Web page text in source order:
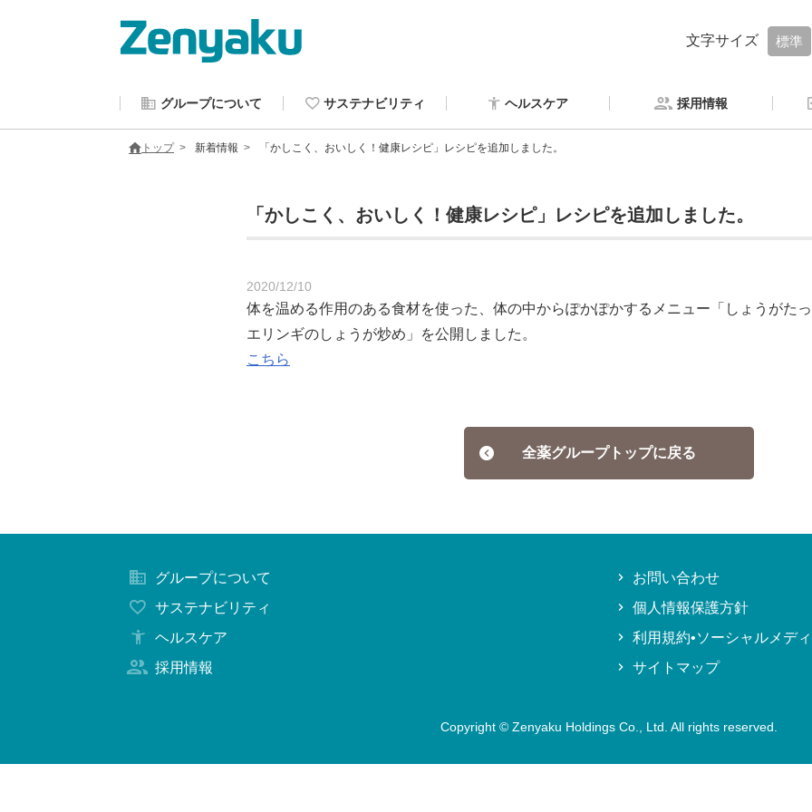
文字サイズ 標準
グループについて サステナビリティ ヘルスケア 採用情報
トップ 新着情報 「かしこく、おいしく！健康レシピ」レシピを追加しました。
「かしこく、おいしく！健康レシピ」レシピを追加しました。
2020/12/10
体を温める作用のある食材を使った、体の中からぽかぽかするメニュー「しょうがた
エリンギのしょうが炒め」を公開しました。
こちら
全薬グループトップに戻る
グループについて
サステナビリティ
ヘルスケア
採用情報
お問い合わせ
個人情報保護方針
利用規約•ソーシャルメデ
サイトマップ
Copyright © Zenyaku Holdings Co., Ltd. All rights reserved.